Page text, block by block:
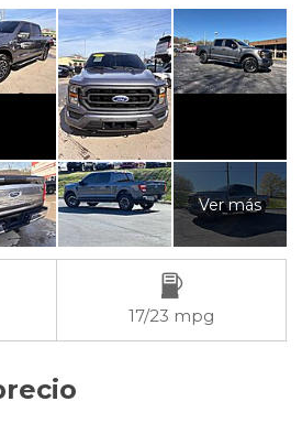
Ver más
17/23 mpg